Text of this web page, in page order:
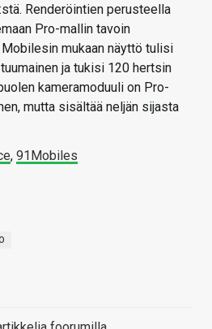
Renderöintien perusteella
Pro-mallin tavoin
mukaan näyttö tulisi
ja tukisi 120 hertsin
kameramoduuli on Pro-
mutta sisältää neljän sijasta
, 91Mobiles